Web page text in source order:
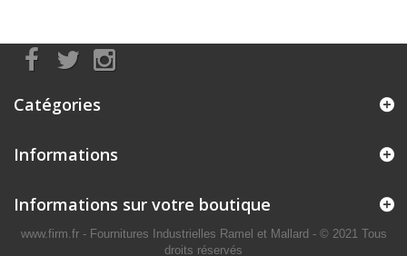
Catégories
Informations
Informations sur votre boutique
www.firm.fr - Fournitures Industrielles Ramel et Mallard - © 2021 Tous
droits réservés